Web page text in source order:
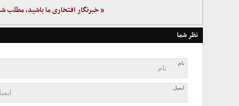
« خبرنگار افتخاری ما باشید، مطلب
نظر شما
نام
ایمیل